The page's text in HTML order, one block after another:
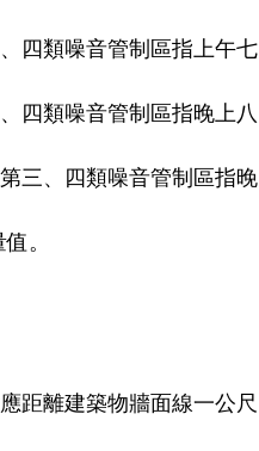
四類噪音管制區指上午七
四類噪音管制區指晚上八
三、四類噪音管制區指晚
。
距離建築物牆面線一公尺